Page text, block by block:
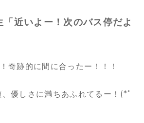
近いよー！次のバス停だよ
奇跡的に間に合ったー！！！
優しさに満ちあふれてるー！(*ﾟ